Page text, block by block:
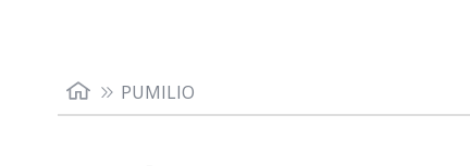
PUMILIO